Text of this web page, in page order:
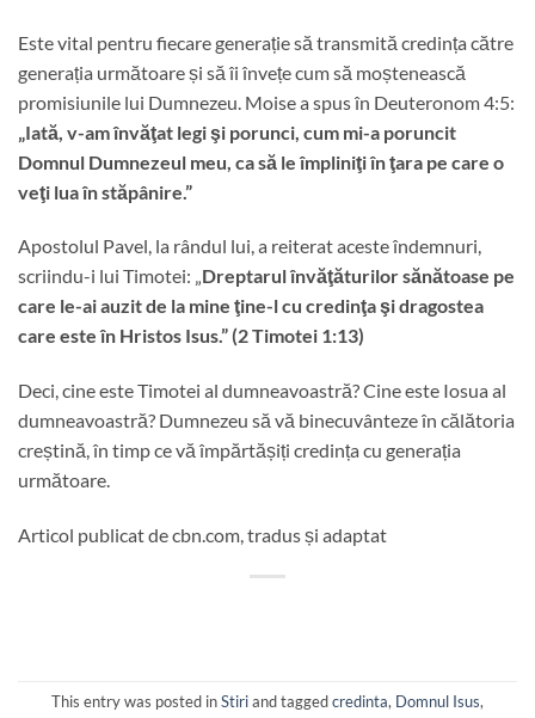
Este vital pentru fiecare generație să transmită credința către
generația următoare și să îi învețe cum să moștenească
promisiunile lui Dumnezeu. Moise a spus în Deuteronom 4:5:
„ Iată, v-am învăţat legi şi porunci, cum mi-a poruncit
Domnul Dumnezeul meu, ca să le împliniţi în ţara pe care o
veţi lua în stăpânire.”
Apostolul Pavel, la rândul lui, a reiterat aceste îndemnuri,
scriindu-i lui Timotei: „Dreptarul învăţăturilor sănătoase pe
care le-ai auzit de la mine ţine-l cu credinţa şi dragostea
care este în Hristos Isus.” (2 Timotei 1:13)
Deci, cine este Timotei al dumneavoastră? Cine este Iosua al
dumneavoastră? Dumnezeu să vă binecuvânteze în călătoria
creștină, în timp ce vă împărtășiți credința cu generația
următoare.
Articol publicat de cbn.com, tradus și adaptat
This entry was posted inStiriand taggedcredinta, Domnul Isus,